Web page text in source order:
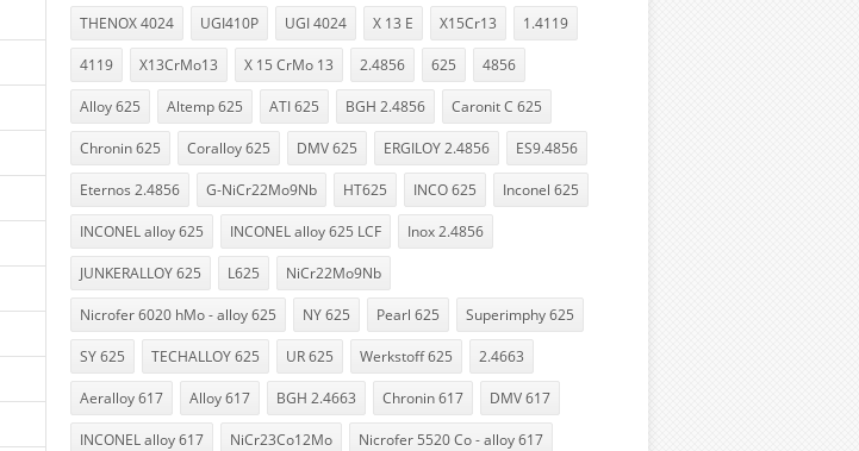
THENOX 4024 UGI410P UGI 4024 X 13 E X15Cr13 1.4119
4119 X13CrMo13 X 15 CrMo 13 2.4856 625 4856
Alloy 625 Altemp 625 ATI 625 BGH 2.4856 Caronit C 625
Chronin 625 Coralloy 625 DMV 625 ERGILOY 2.4856 ES9.4856
Eternos 2.4856 G-NiCr22Mo9Nb HT625 INCO 625 Inconel 625
INCONEL alloy 625 INCONEL alloy 625 LCF Inox 2.4856
JUNKERALLOY 625 L625 NiCr22Mo9Nb
Nicrofer 6020 hMo - alloy 625 NY 625 Pearl 625 Superimphy 625
SY 625 TECHALLOY 625 UR 625 Werkstoff 625 2.4663
Aeralloy 617 Alloy 617 BGH 2.4663 Chronin 617 DMV 617
INCONEL alloy 617 NiCr23Co12Mo Nicrofer 5520 Co - alloy 617